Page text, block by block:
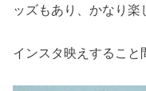
ッズもあり、かなり楽
インスタ映えすること